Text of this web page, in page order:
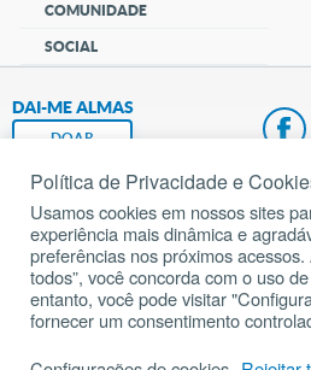
COMUNIDADE
SOCIAL
DAI-ME ALMAS
DOAR
Fundação João Paulo
Pedido de Oração
Mapa do site
Política de Privacidade e
Usamos cookies em nossos sites
experiência mais dinâmica e
preferências nos próximos acessos.
todos”, você concorda com o uso
entanto, você pode visitar
fornecer um consentimento